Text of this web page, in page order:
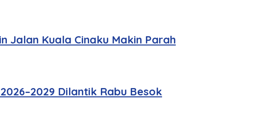
Jalan Kuala Cinaku Makin Parah
Dilantik Rabu Besok